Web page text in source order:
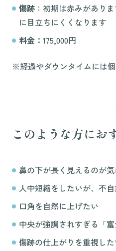
傷跡 ：初期は赤みがあり
に目立ちにくくなります
料金： 175,000円
※経過やダウンタイムには個
このような方にお
鼻の下が長く見えるのが気
人中短縮をしたいが、不
口角を自然に上げたい
中央が強調されすぎる「
傷跡の仕上がりを重視し